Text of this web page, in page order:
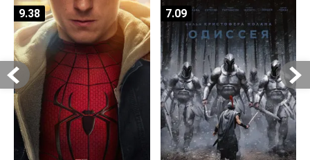
9.38 7.09